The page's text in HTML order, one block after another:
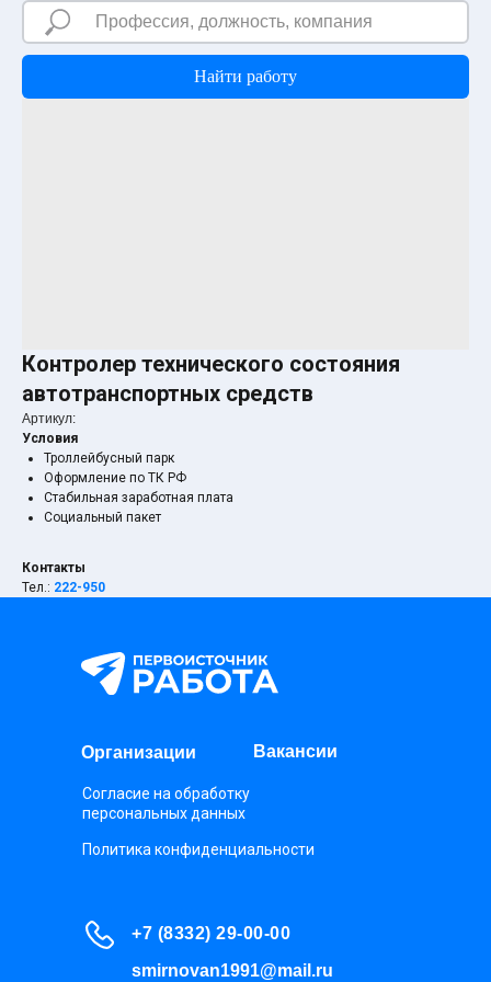
Найти работу
Контролер технического состояния
автотранспортных средств
Артикул:
Условия
Троллейбусный парк
Оформление по ТК РФ
Стабильная заработная плата
Социальный пакет
Контакты
Тел.: 222-950
Согласие на обработку
персональных данных
Политика конфиденциальности
+7 (8332) 29-00-00
Организации Вакансии
smirnovan1991@mail.ru